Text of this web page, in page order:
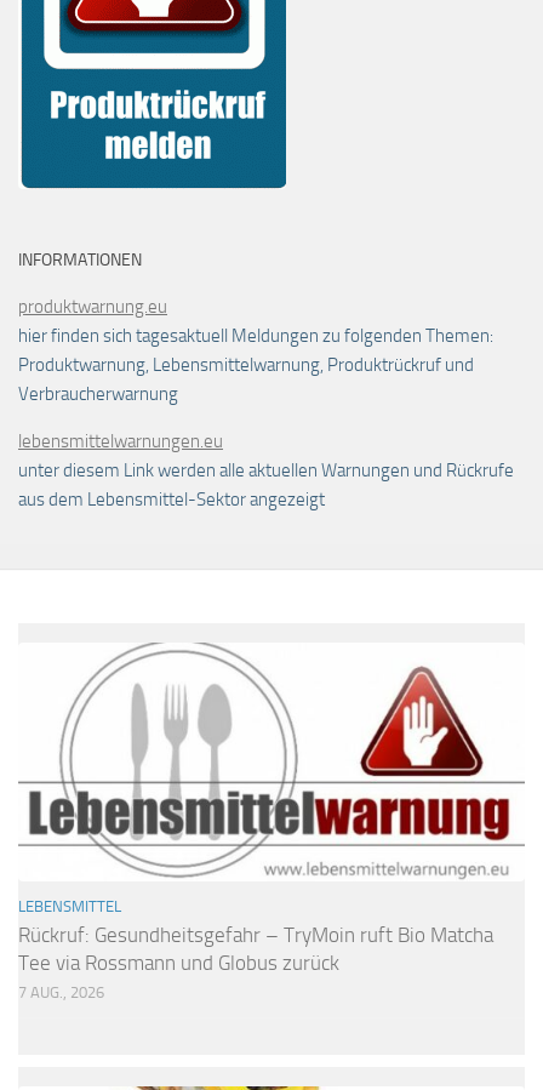
INFORMATIONEN
produktwarnung.eu
hier finden sich tagesaktuell Meldungen zu folgenden Themen:
Produktwarnung, Lebensmittelwarnung, Produktrückruf und
Verbraucherwarnung
lebensmittelwarnungen.eu
unter diesem Link werden alle aktuellen Warnungen und Rückrufe
aus dem Lebensmittel-Sektor angezeigt
LEBENSMITTEL
Rückruf: Gesundheitsgefahr – TryMoin ruft Bio Matcha
Tee via Rossmann und Globus zurück
7 AUG., 2026